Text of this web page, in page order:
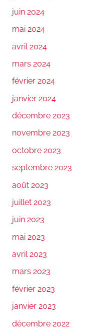
juin 2024
mai 2024
avril 2024
mars 2024
février 2024
janvier 2024
décembre 2023
novembre 2023
octobre 2023
septembre 2023
août 2023
juillet 2023
juin 2023
mai 2023
avril 2023
mars 2023
février 2023
janvier 2023
décembre 2022